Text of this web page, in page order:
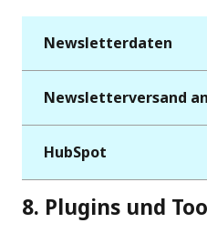
Newsletterdaten
Newsletterversand
HubSpot
8. Plugins und